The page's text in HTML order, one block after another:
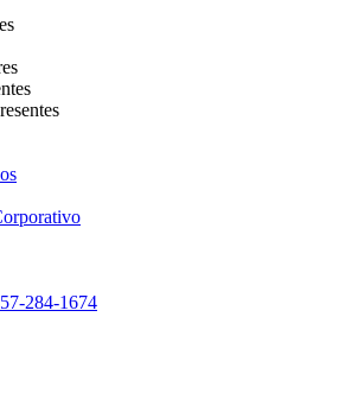
284-1674